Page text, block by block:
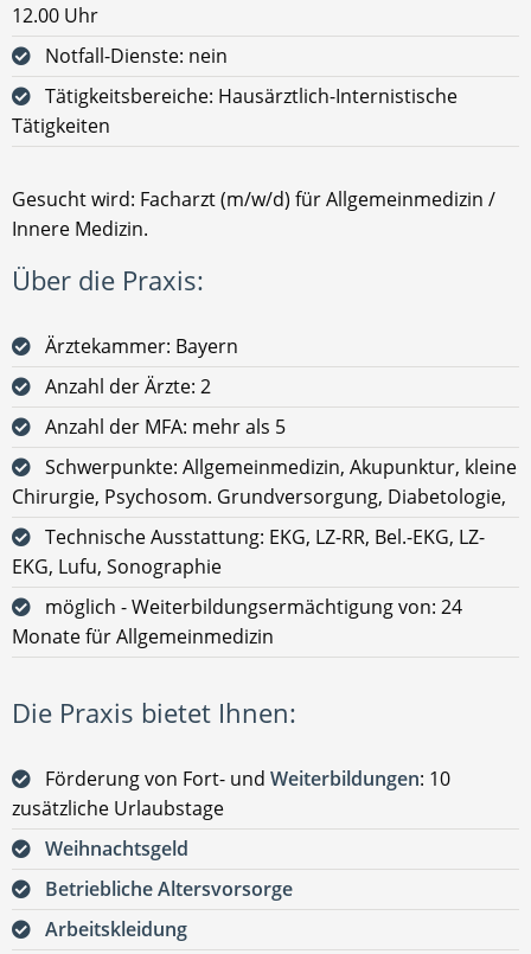
12.00 Uhr
Notfall-Dienste: nein
Tätigkeitsbereiche: Hausärztlich-Internistische
Tätigkeiten
Gesucht wird: Facharzt (m/w/d) für Allgemeinmedizin /
Innere Medizin.
Über die Praxis:
Ärztekammer: Bayern
Anzahl der Ärzte: 2
Anzahl der MFA: mehr als 5
Schwerpunkte: Allgemeinmedizin, Akupunktur, kleine
Chirurgie, Psychosom. Grundversorgung, Diabetologie,
Technische Ausstattung: EKG, LZ-RR, Bel.-EKG, LZ-
EKG, Lufu, Sonographie
möglich - Weiterbildungsermächtigung von: 24
Monate für Allgemeinmedizin
Die Praxis bietet Ihnen:
Förderung von Fort- und Weiterbildungen: 10
zusätzliche Urlaubstage
Weihnachtsgeld
Betriebliche Altersvorsorge
Arbeitskleidung